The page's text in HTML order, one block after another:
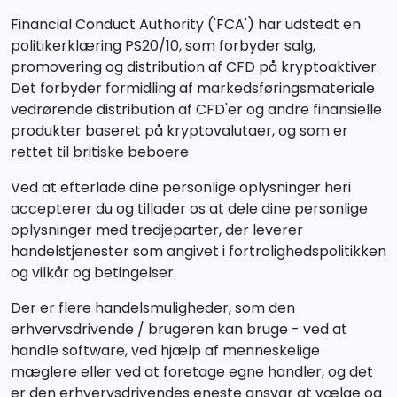
Financial Conduct Authority ('FCA') har udstedt en
politikerklæring PS20/10, som forbyder salg,
promovering og distribution af CFD på kryptoaktiver.
Det forbyder formidling af markedsføringsmateriale
vedrørende distribution af CFD'er og andre finansielle
produkter baseret på kryptovalutaer, og som er
rettet til britiske beboere
Ved at efterlade dine personlige oplysninger heri
accepterer du og tillader os at dele dine personlige
oplysninger med tredjeparter, der leverer
handelstjenester som angivet i fortrolighedspolitikken
og vilkår og betingelser.
Der er flere handelsmuligheder, som den
erhvervsdrivende / brugeren kan bruge - ved at
handle software, ved hjælp af menneskelige
mæglere eller ved at foretage egne handler, og det